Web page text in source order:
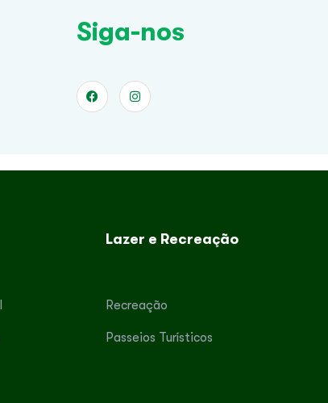
Siga-nos
Lazer e Recreação
Recreação
Passeios Turísticos